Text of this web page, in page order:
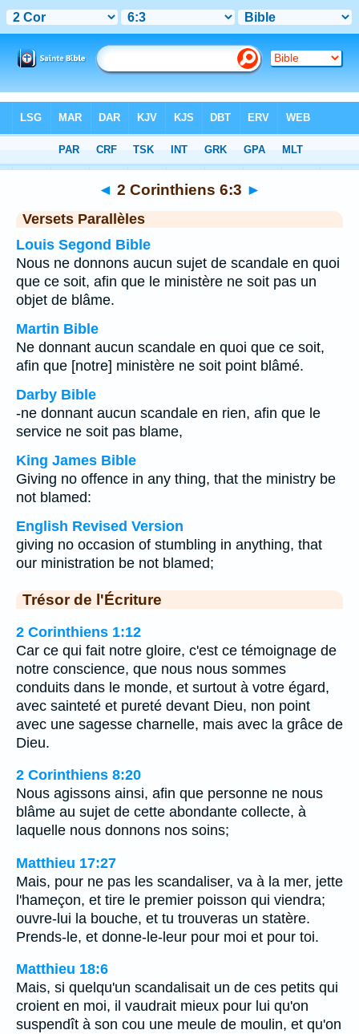
> Chapitre 6 > Verset 3
◄ 2 Corinthiens 6:3 ►
Versets Parallèles
Louis Segond Bible
Nous ne donnons aucun sujet de scandale en quoi
que ce soit, afin que le ministère ne soit pas un
objet de blâme.
Martin Bible
Ne donnant aucun scandale en quoi que ce soit,
afin que [notre] ministère ne soit point blâmé.
Darby Bible
-ne donnant aucun scandale en rien, afin que le
service ne soit pas blame,
King James Bible
Giving no offence in any thing, that the ministry be
not blamed:
English Revised Version
giving no occasion of stumbling in anything, that
our ministration be not blamed;
Trésor de l'Écriture
2 Corinthiens 1:12
Car ce qui fait notre gloire, c'est ce témoignage de
notre conscience, que nous nous sommes
conduits dans le monde, et surtout à votre égard,
avec sainteté et pureté devant Dieu, non point
avec une sagesse charnelle, mais avec la grâce de
Dieu.
2 Corinthiens 8:20
Nous agissons ainsi, afin que personne ne nous
blâme au sujet de cette abondante collecte, à
laquelle nous donnons nos soins;
Matthieu 17:27
Mais, pour ne pas les scandaliser, va à la mer, jette
l'hameçon, et tire le premier poisson qui viendra;
ouvre-lui la bouche, et tu trouveras un statère.
Prends-le, et donne-le-leur pour moi et pour toi.
Matthieu 18:6
Mais, si quelqu'un scandalisait un de ces petits qui
croient en moi, il vaudrait mieux pour lui qu'on
suspendît à son cou une meule de moulin, et qu'on